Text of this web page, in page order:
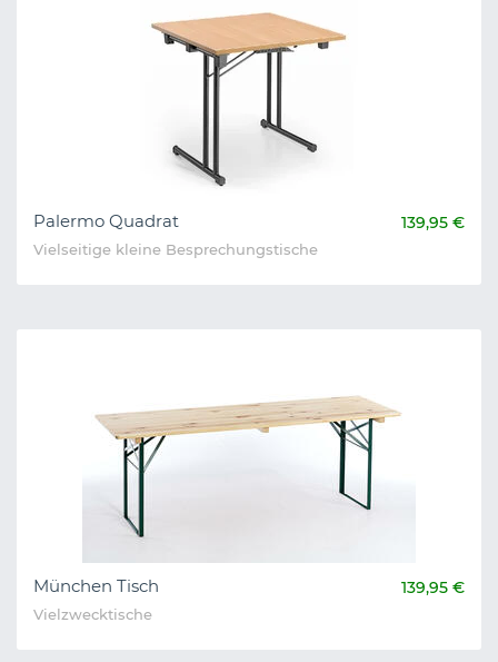
Palermo Quadrat 139,95 €
Vielseitige kleine Besprechungstische
München Tisch 139,95 €
Vielzwecktische